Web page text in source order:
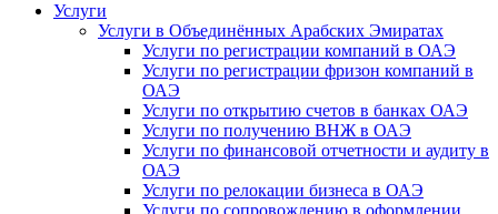
Услуги
Услуги в Объединённых Арабских Эмиратах
Услуги по регистрации компаний в ОАЭ
Услуги по регистрации фризон компаний в
ОАЭ
Услуги по открытию счетов в банках ОАЭ
Услуги по получению ВНЖ в ОАЭ
Услуги по финансовой отчетности и аудиту в
ОАЭ
Услуги по релокации бизнеса в ОАЭ
Услуги по сопровождению в оформлении